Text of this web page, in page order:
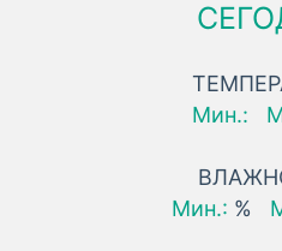
Мин.:
Мин.: %